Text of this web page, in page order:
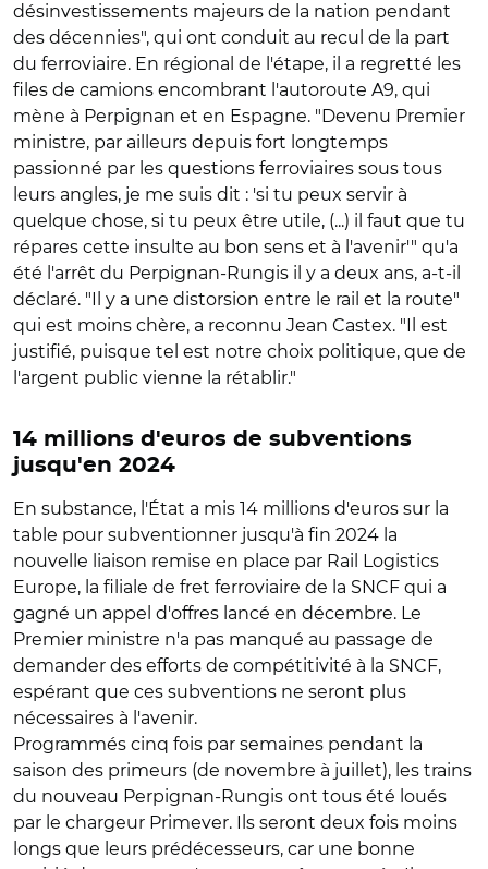
désinvestissements majeurs de la nation pendant
des décennies", qui ont conduit au recul de la part
du ferroviaire. En régional de l'étape, il a regretté les
files de camions encombrant l'autoroute A9, qui
mène à Perpignan et en Espagne. "Devenu Premier
ministre, par ailleurs depuis fort longtemps
passionné par les questions ferroviaires sous tous
leurs angles, je me suis dit : 'si tu peux servir à
quelque chose, si tu peux être utile, (...) il faut que tu
répares cette insulte au bon sens et à l'avenir'" qu'a
été l'arrêt du Perpignan-Rungis il y a deux ans, a-t-il
déclaré. "Il y a une distorsion entre le rail et la route"
qui est moins chère, a reconnu Jean Castex. "Il est
justifié, puisque tel est notre choix politique, que de
l'argent public vienne la rétablir."
14 millions d'euros de subventions
jusqu'en 2024
En substance, l'État a mis 14 millions d'euros sur la
table pour subventionner jusqu'à fin 2024 la
nouvelle liaison remise en place par Rail Logistics
Europe, la filiale de fret ferroviaire de la SNCF qui a
gagné un appel d'offres lancé en décembre. Le
Premier ministre n'a pas manqué au passage de
demander des efforts de compétitivité à la SNCF,
espérant que ces subventions ne seront plus
nécessaires à l'avenir.
Programmés cinq fois par semaines pendant la
saison des primeurs (de novembre à juillet), les trains
du nouveau Perpignan-Rungis ont tous été loués
par le chargeur Primever. Ils seront deux fois moins
longs que leurs prédécesseurs, car une bonne